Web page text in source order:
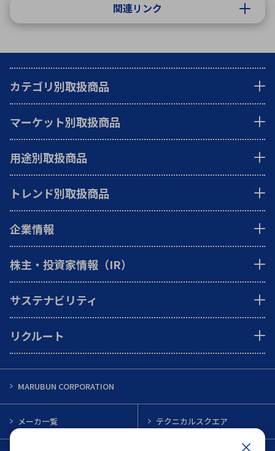
関連リンク
カテゴリ別取扱商品
マーケット別取扱商品
用途別取扱商品
トレンド別取扱商品
企業情報
株主・投資家情報（IR）
サステナビリティ
リクルート
MARUBUN CORPORATION
メーカ一覧 テクニカルスクエア